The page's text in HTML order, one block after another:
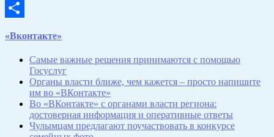
Email
«Вконтакте»
Самые важные решения принимаются с помощью
Госуслуг
Органы власти ближе, чем кажется – просто напишите
им во «ВКонтакте»
Во «ВКонтакте» с органами власти региона:
достоверная информация и оперативные ответы
Чулымцам предлагают поучаствовать в конкурсе